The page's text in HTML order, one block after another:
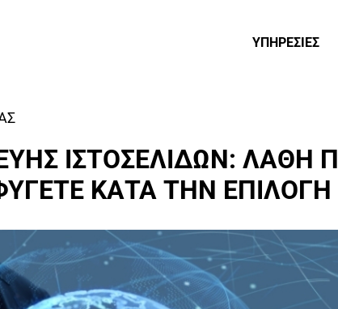
ΥΠΗΡΕΣΙΕΣ
ΙΣΤΟΣΕΛΙΔΩΝ: ΛΑΘΗ
ΚΑΤΑ ΤΗΝ ΕΠΙΛΟΓΗ